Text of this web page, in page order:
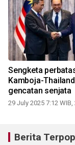
Sengketa
Kamboja-
gencatan senjata
29 July 2025 7:12 WIB,
Berita